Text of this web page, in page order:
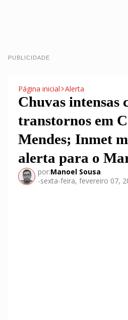
PUBLICIDADE
Página inicial Alerta
Chuvas intensas
transtornos em
Mendes; Inmet
alerta para o
por:Manoel Sousa
-sexta-feira, fevereiro 07,